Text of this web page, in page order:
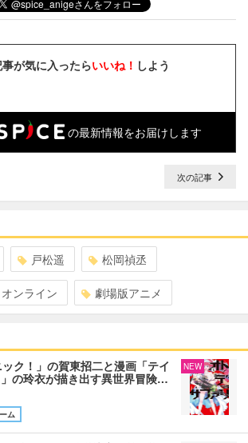
が気に入ったらいいね！ しよう
の最新情報をお届けします
次の記事
戸松遥 松岡禎丞
ンライン 劇場版アニメ
ック！」の賀東招二と漫画「テイ
の玲衣が描き出す異世界冒険…
ム
NEW